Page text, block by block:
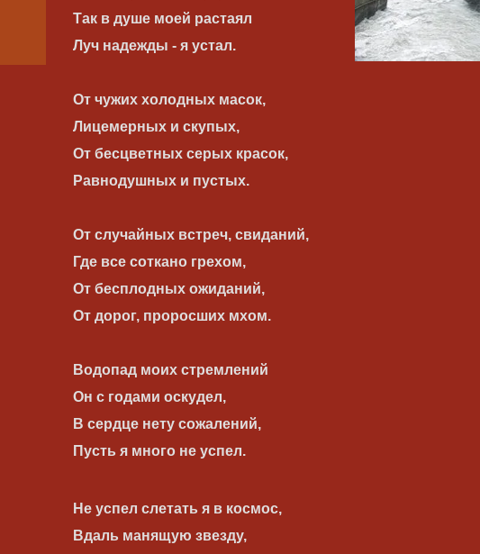
Так в душе моей растаял
Луч надежды - я устал.
От чужих холодных масок,
Лицемерных и скупых,
От бесцветных серых красок,
Равнодушных и пустых.
От случайных встреч, свиданий,
Где все соткано грехом,
От бесплодных ожиданий,
От дорог, проросших мхом.
Водопад моих стремлений
Он с годами оскудел,
В сердце нету сожалений,
Пусть я много не успел.
Не успел слетать я в космос,
Вдаль манящую звезду,